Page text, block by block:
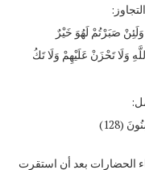
صَبَرْتُمْ لَهُوَ خَيْرٌ
بِاللَّهِ وَلَا تَحْزَنْ عَلَيْهِمْ وَلَا تَكُ
(128)
الحضارات بعد أن استقرت